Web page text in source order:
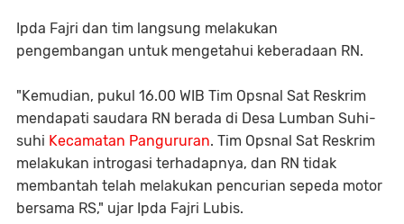
Ipda Fajri dan tim langsung melakukan
pengembangan untuk mengetahui keberadaan RN.
"Kemudian, pukul 16.00 WIB Tim Opsnal Sat Reskrim
mendapati saudara RN berada di Desa Lumban Suhi-
suhi Kecamatan Pangururan. Tim Opsnal Sat Reskrim
melakukan introgasi terhadapnya, dan RN tidak
membantah telah melakukan pencurian sepeda motor
bersama RS," ujar Ipda Fajri Lubis.